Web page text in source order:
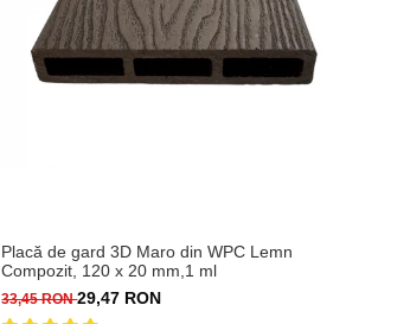
Placă de gard 3D Maro din WPC Lemn
Compozit, 120 x 20 mm,1 ml
33,45 RON29,47 RON